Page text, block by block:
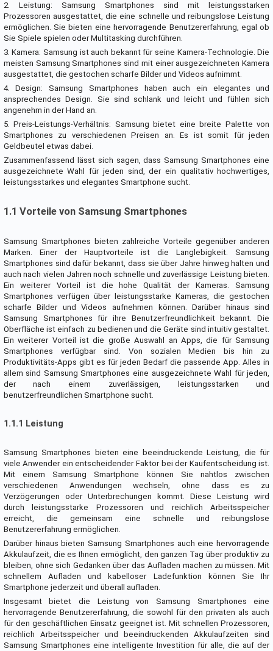
2. Leistung: Samsung Smartphones sind mit leistungsstarken
Prozessoren ausgestattet, die eine schnelle und reibungslose Leistung
ermöglichen. Sie bieten eine hervorragende Benutzererfahrung, egal ob
Sie Spiele spielen oder Multitasking durchführen.
3. Kamera: Samsung ist auch bekannt für seine Kamera-Technologie. Die
meisten Samsung Smartphones sind mit einer ausgezeichneten Kamera
ausgestattet, die gestochen scharfe Bilder und Videos aufnimmt.
4. Design: Samsung Smartphones haben auch ein elegantes und
ansprechendes Design. Sie sind schlank und leicht und fühlen sich
angenehm in der Hand an.
5. Preis-Leistungs-Verhältnis: Samsung bietet eine breite Palette von
Smartphones zu verschiedenen Preisen an. Es ist somit für jeden
Geldbeutel etwas dabei.
Zusammenfassend lässt sich sagen, dass Samsung Smartphones eine
ausgezeichnete Wahl für jeden sind, der ein qualitativ hochwertiges,
leistungsstarkes und elegantes Smartphone sucht.
1.1 Vorteile von Samsung Smartphones
Samsung Smartphones bieten zahlreiche Vorteile gegenüber anderen
Marken. Einer der Hauptvorteile ist die Langlebigkeit. Samsung
Smartphones sind dafür bekannt, dass sie über Jahre hinweg halten und
auch nach vielen Jahren noch schnelle und zuverlässige Leistung bieten.
Ein weiterer Vorteil ist die hohe Qualität der Kameras. Samsung
Smartphones verfügen über leistungsstarke Kameras, die gestochen
scharfe Bilder und Videos aufnehmen können. Darüber hinaus sind
Samsung Smartphones für ihre Benutzerfreundlichkeit bekannt. Die
Oberfläche ist einfach zu bedienen und die Geräte sind intuitiv gestaltet.
Ein weiterer Vorteil ist die große Auswahl an Apps, die für Samsung
Smartphones verfügbar sind. Von sozialen Medien bis hin zu
Produktivitäts-Apps gibt es für jeden Bedarf die passende App. Alles in
allem sind Samsung Smartphones eine ausgezeichnete Wahl für jeden,
der nach einem zuverlässigen, leistungsstarken und
benutzerfreundlichen Smartphone sucht.
1.1.1 Leistung
Samsung Smartphones bieten eine beeindruckende Leistung, die für
viele Anwender ein entscheidender Faktor bei der Kaufentscheidung ist.
Mit einem Samsung Smartphone können Sie nahtlos zwischen
verschiedenen Anwendungen wechseln, ohne dass es zu
Verzögerungen oder Unterbrechungen kommt. Diese Leistung wird
durch leistungsstarke Prozessoren und reichlich Arbeitsspeicher
erreicht, die gemeinsam eine schnelle und reibungslose
Benutzererfahrung ermöglichen.
Darüber hinaus bieten Samsung Smartphones auch eine hervorragende
Akkulaufzeit, die es Ihnen ermöglicht, den ganzen Tag über produktiv zu
bleiben, ohne sich Gedanken über das Aufladen machen zu müssen. Mit
schnellem Aufladen und kabelloser Ladefunktion können Sie Ihr
Smartphone jederzeit und überall aufladen.
Insgesamt bietet die Leistung von Samsung Smartphones eine
hervorragende Benutzererfahrung, die sowohl für den privaten als auch
für den geschäftlichen Einsatz geeignet ist. Mit schnellen Prozessoren,
reichlich Arbeitsspeicher und beeindruckenden Akkulaufzeiten sind
Samsung Smartphones eine intelligente Investition für alle, die auf der